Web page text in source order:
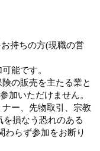
持ちの方(現職の営
能です。
の販売を主たる業と
加いただけません。
ー、先物取引、宗教
損なう恐れのある
わらず参加をお断り